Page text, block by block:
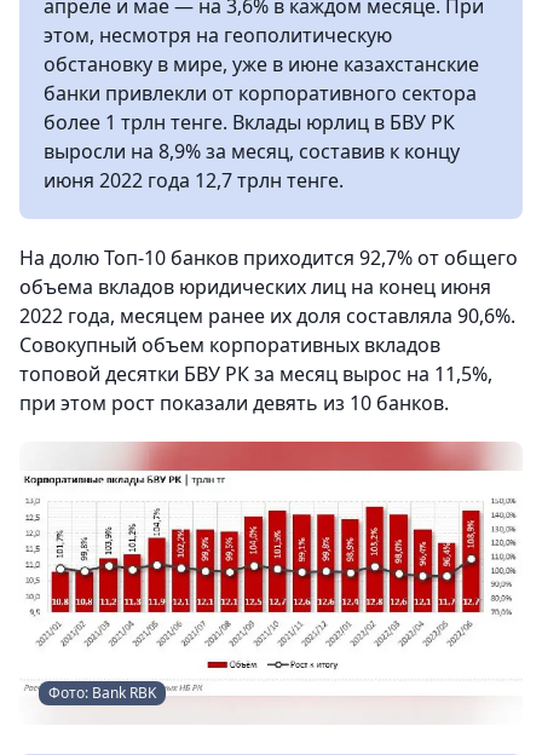
апреле и мае — на 3,6% в каждом месяце. При
этом, несмотря на геополитическую
обстановку в мире, уже в июне казахстанские
банки привлекли от корпоративного сектора
более 1 трлн тенге. Вклады юрлиц в БВУ РК
выросли на 8,9% за месяц, составив к концу
июня 2022 года 12,7 трлн тенге.
На долю Топ-10 банков приходится 92,7% от общего
объема вкладов юридических лиц на конец июня
2022 года, месяцем ранее их доля составляла 90,6%.
Совокупный объем корпоративных вкладов
топовой десятки БВУ РК за месяц вырос на 11,5%,
при этом рост показали девять из 10 банков.
Фото: Bank RBK